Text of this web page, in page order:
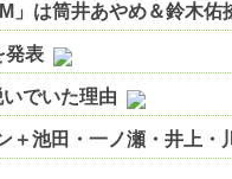
」は筒井あやめ＆鈴木佑
発表
でいた理由
＋池田・一ノ瀬・井上・